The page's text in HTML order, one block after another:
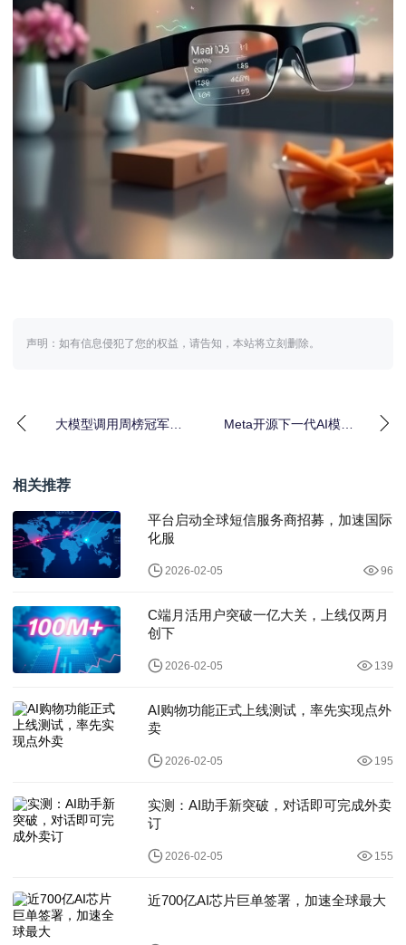
声明：如有信息侵犯了您的权益，请告知，本站将立刻删除。
大模型调用周榜冠军｜
Meta开源下一代AI模型
相关推荐
平台启动全球短信服务商招募，加速国际
化服
2026-02-05 96
C端月活用户突破一亿大关，上线仅两月
创下
2026-02-05 139
AI购物功能正式上线测试，率先实现点外
卖
2026-02-05 195
实测：AI助手新突破，对话即可完成外卖
订
2026-02-05 155
近700亿AI芯片巨单签署，加速全球最大